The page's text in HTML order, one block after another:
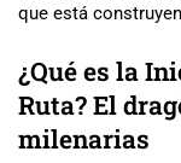
que está
¿Qué es la
Ruta? El
milenarias